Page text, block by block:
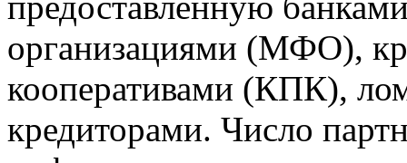
организациями (МФО),
кооперативами (КПК),
кредиторами. Число